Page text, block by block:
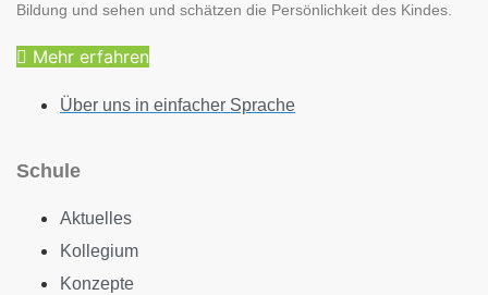
Bildung und sehen und schätzen die Persönlichkeit des Kindes.
Mehr erfahren
Über uns in einfacher Sprache
Schule
Aktuelles
Kollegium
Konzepte